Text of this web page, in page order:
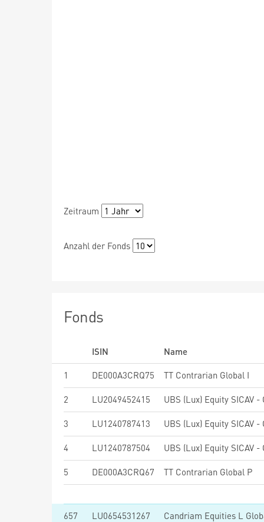
Zeitraum
Anzahl der Fonds
Fonds
ISIN
Name
1
DE000A3CRQ75 TT Contrarian Global I
2 LU2049452415
3 LU1240787413
4 LU1240787504
5 DE000A3CRQ67 TT Contrarian Global P
657 LU0654531267